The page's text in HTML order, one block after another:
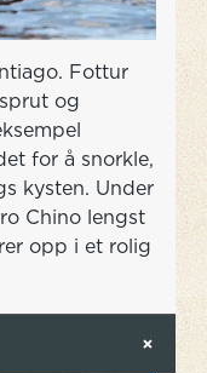
Fottur
og
for å snorkle,
kysten. Under
Chino lengst
opp i et rolig